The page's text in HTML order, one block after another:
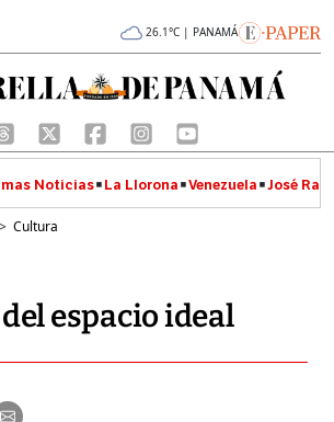
26.1°C | PANAMÁ
Noticias La Llorona Venezuela José
> Cultura
espacio ideal